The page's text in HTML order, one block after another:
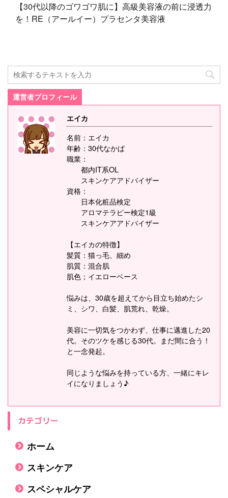
【30代以降のゴワゴワ肌に】高級美容液の前に浸透力
を！RE（アールイー）プラセンタ美容液
運営者プロフィール
エイカ
名前：エイカ
年齢：30代なかば
職業：
都内IT系OL
スキンケアアドバイザー
資格：
日本化粧品検定
アロマテラピー検定1級
スキンケアアドバイザー
【エイカの特徴】
髪質：猫っ毛、細め
肌質：混合肌
肌色；イエローベース
悩みは、30歳を超えてから目立ち始めたシ
ミ、シワ、白髪、肌荒れ、乾燥。
美容に一切気をつかわず、仕事に邁進した20
代。そのツケを感じる30代。まだ間に合う！
と一念発起。
同じような悩みを持っている方、一緒にキレ
イになりましょう♪
カテゴリー
ホーム
スキンケア
スペシャルケア